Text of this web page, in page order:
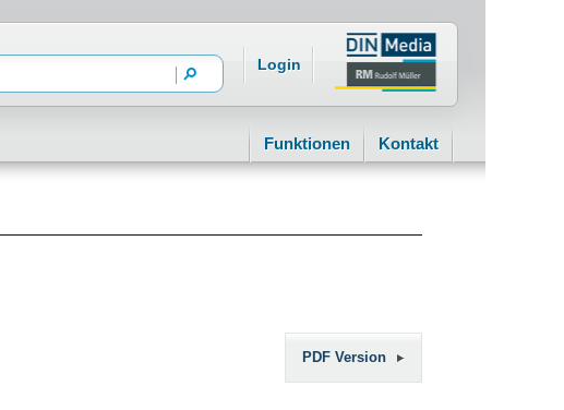
Login
Funktionen Kontakt
PDF Version